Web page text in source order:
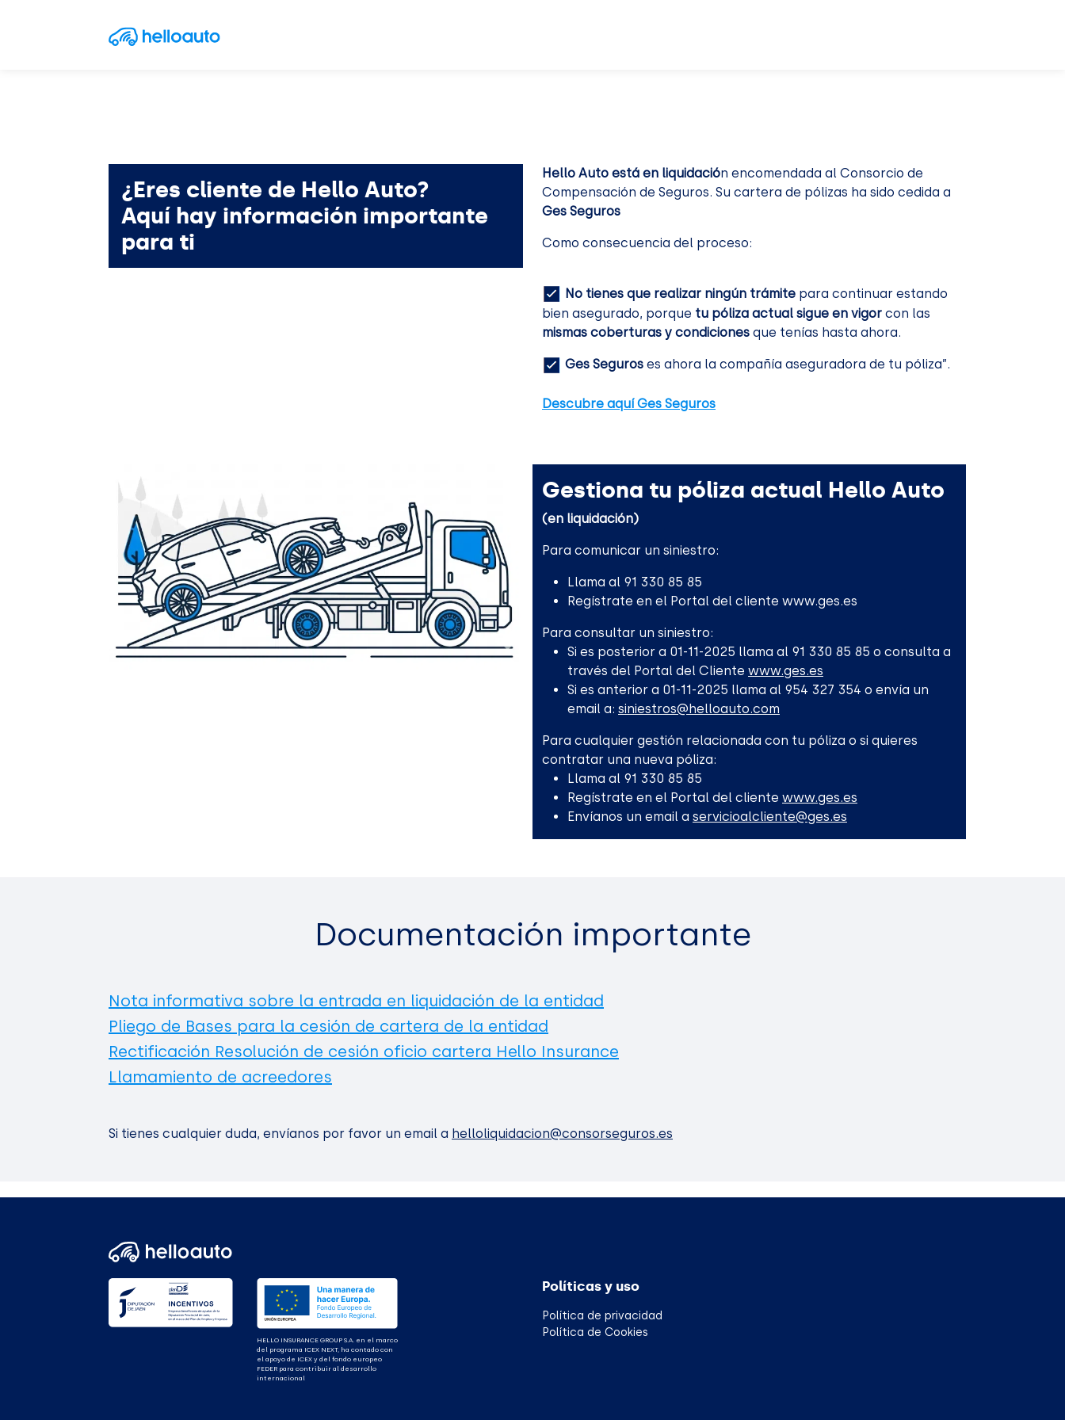
Saltar al contenido
Navegación principal
¿Eres cliente de Hello Auto?
Aquí hay información importante
para ti
Hello Auto está en liquidación encomendada al Consorcio de
Compensación de Seguros. Su cartera de pólizas ha sido cedida a
Ges Seguros
Como consecuencia del proceso:
No tienes que realizar ningún trámite para continuar estando
bien asegurado, porque tu póliza actual sigue en vigor con las
mismas coberturas y condiciones que tenías hasta ahora.
Ges Seguros es ahora la compañía aseguradora de tu póliza”.
Descubre aquí Ges Seguros
Gestiona tu póliza actual Hello Auto
(en liquidación)
Para comunicar un siniestro:
Llama al 91 330 85 85
Regístrate en el Portal del cliente www.ges.es
Para consultar un siniestro:
Si es posterior a 01-11-2025 llama al 91 330 85 85 o consulta a
través del Portal del Cliente www.ges.es
Si es anterior a 01-11-2025 llama al 954 327 354 o envía un
email a: siniestros@helloauto.com
Para cualquier gestión relacionada con tu póliza o si quieres
contratar una nueva póliza:
Llama al 91 330 85 85
Regístrate en el Portal del cliente www.ges.es
Envíanos un email a servicioalcliente@ges.es
Documentación importante
Nota informativa sobre la entrada en liquidación de la entidad
Pliego de Bases para la cesión de cartera de la entidad
Rectificación Resolución de cesión oficio cartera Hello Insurance
Llamamiento de acreedores
Si tienes cualquier duda, envíanos por favor un email a helloliquidacion@consorseguros.es
HELLO INSURANCE GROUP S.A. en el marco
del programa ICEX NEXT, ha contado con
el apoyo de ICEX y del fondo europeo
FEDER para contribuir al desarrollo
internacional
Políticas y uso
Política de privacidad
Política de Cookies